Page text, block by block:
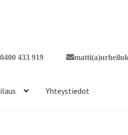
0400 433 919
Yhteystiedot